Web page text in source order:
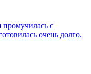
промучилась с
очень долго.